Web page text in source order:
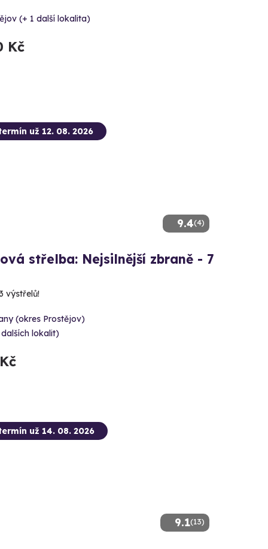
(+ 1 další lokalita)
Kč
9.4(4)
už 12. 08. 2026
střelba: Nejsilnější zbraně - 7
výstřelů!
(okres Prostějov)
lokalit)
9.1(13)
už 14. 08. 2026